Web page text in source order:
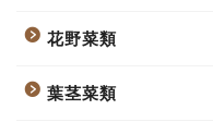
花野菜類
葉茎菜類